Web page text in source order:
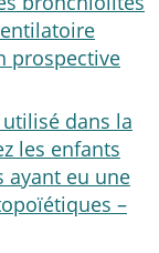
prospective
utilisé dans la
les enfants
ayant eu une
–